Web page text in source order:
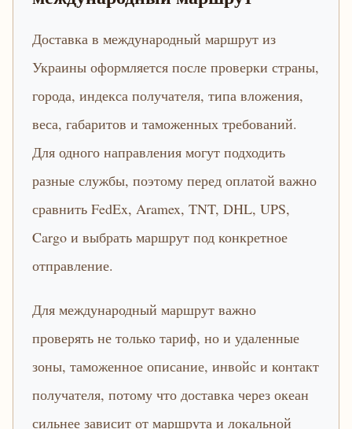
Доставка в международный маршрут из
Украины оформляется после проверки страны,
города, индекса получателя, типа вложения,
веса, габаритов и таможенных требований.
Для одного направления могут подходить
разные службы, поэтому перед оплатой важно
сравнить FedEx, Aramex, TNT, DHL, UPS,
Cargo и выбрать маршрут под конкретное
отправление.
Для международный маршрут важно
проверять не только тариф, но и удаленные
зоны, таможенное описание, инвойс и контакт
получателя, потому что доставка через океан
сильнее зависит от маршрута и локальной